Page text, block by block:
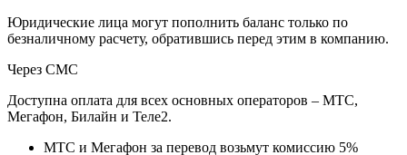
Юридические лица могут пополнить баланс только по
безналичному расчету, обратившись перед этим в компанию.
Через СМС
Доступна оплата для всех основных операторов – МТС,
Мегафон, Билайн и Теле2.
МТС и Мегафон за перевод возьмут комиссию 5%